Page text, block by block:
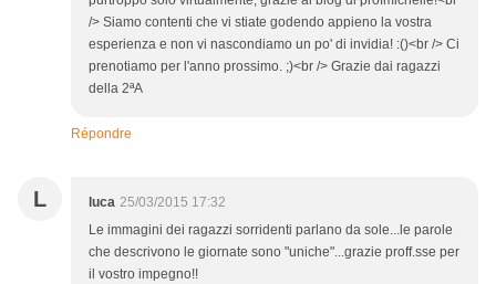
/> Siamo contenti che vi stiate godendo appieno la vostra
esperienza e non vi nascondiamo un po' di invidia! :()<br /> Ci
prenotiamo per l'anno prossimo. ;)<br /> Grazie dai ragazzi
della 2ªA
Répondre
L luca 25/03/2015 17:32
Le immagini dei ragazzi sorridenti parlano da sole...le parole
che descrivono le giornate sono "uniche"...grazie proff.sse per
il vostro impegno!!